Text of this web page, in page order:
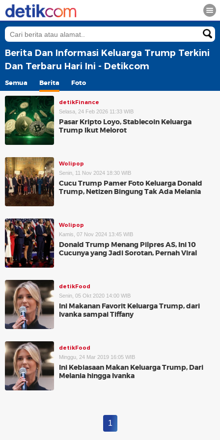
Berita Dan Informasi Keluarga Trump Terkini
Dan Terbaru Hari Ini - Detikcom
Semua Berita Foto
detikFinance
Selasa, 24 Feb 2026 11:33 WIB
Pasar Kripto Loyo, Stablecoin Keluarga
Trump Ikut Melorot
Wolipop
Senin, 11 Nov 2024 18:30 WIB
Cucu Trump Pamer Foto Keluarga Donald
Trump, Netizen Bingung Tak Ada Melania
Wolipop
Kamis, 07 Nov 2024 13:45 WIB
Donald Trump Menang Pilpres AS, Ini 10
Cucunya yang Jadi Sorotan, Pernah Viral
detikFood
Senin, 05 Okt 2020 14:00 WIB
Ini Makanan Favorit Keluarga Trump, dari
Ivanka sampai Tiffany
detikFood
Minggu, 24 Mar 2019 16:05 WIB
Ini Kebiasaan Makan Keluarga Trump, Dari
Melania hingga Ivanka
1